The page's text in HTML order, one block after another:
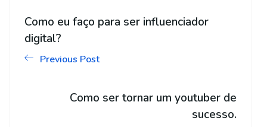
Como eu faço para ser influenciador
digital?
Previous Post
Como ser tornar um youtuber de
sucesso.